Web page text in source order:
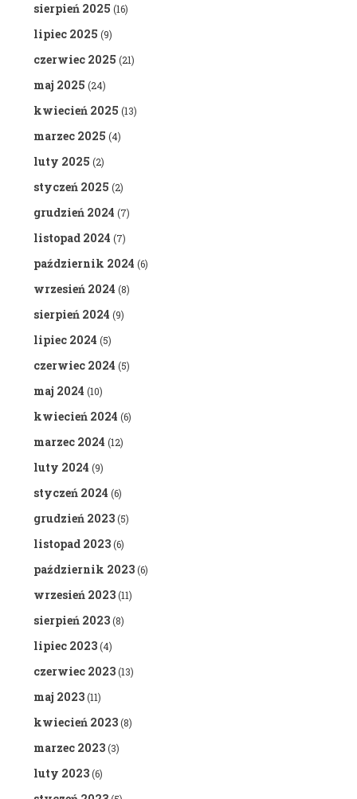
sierpień 2025 (16)
lipiec 2025 (9)
czerwiec 2025 (21)
maj 2025 (24)
kwiecień 2025 (13)
marzec 2025 (4)
luty 2025 (2)
styczeń 2025 (2)
grudzień 2024 (7)
listopad 2024 (7)
październik 2024 (6)
wrzesień 2024 (8)
sierpień 2024 (9)
lipiec 2024 (5)
czerwiec 2024 (5)
maj 2024 (10)
kwiecień 2024 (6)
marzec 2024 (12)
luty 2024 (9)
styczeń 2024 (6)
grudzień 2023(5)
listopad 2023(6)
październik 2023(6)
wrzesień 2023(11)
sierpień 2023(8)
lipiec 2023(4)
czerwiec 2023(13)
maj 2023(11)
kwiecień 2023(8)
marzec 2023(3)
luty 2023(6)